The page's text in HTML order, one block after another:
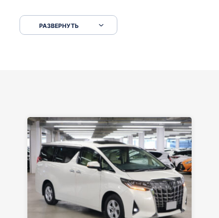
серпантинах по пути следования.
РАЗВЕРНУТЬ